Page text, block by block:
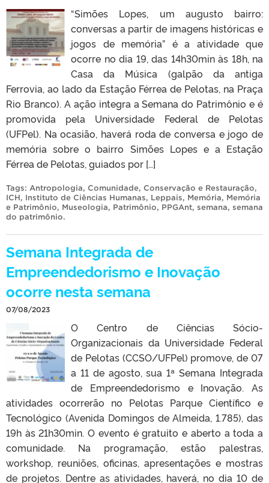
“Simões Lopes, um augusto bairro:
conversas a partir de imagens históricas e
jogos de memória” é a atividade que
ocorre no dia 19, das 14h30min às 18h, na
Casa da Música (galpão da antiga
Ferrovia, ao lado da Estação Férrea de Pelotas, na Praça
Rio Branco). A ação integra a Semana do Patrimônio e é
promovida pela Universidade Federal de Pelotas
(UFPel). Na ocasião, haverá roda de conversa e jogo de
memória sobre o bairro Simões Lopes e a Estação
Férrea de Pelotas, guiados por […]
Tags: Antropologia, Comunidade, Conservação e Restauração,
ICH, Instituto de Ciências Humanas, Leppais, Memória, Memória
e Patrimônio, Museologia, Patrimônio, PPGAnt, semana, semana
do patrimônio.
Semana Integrada de
Empreendedorismo e Inovação
ocorre nesta semana
07/08/2023
O Centro de Ciências Sócio-
Organizacionais da Universidade Federal
de Pelotas (CCSO/UFPel) promove, de 07
a 11 de agosto, sua 1ª Semana Integrada
de Empreendedorismo e Inovação. As
atividades ocorrerão no Pelotas Parque Científico e
Tecnológico (Avenida Domingos de Almeida, 1.785), das
19h às 21h30min. O evento é gratuito e aberto a toda a
comunidade. Na programação, estão palestras,
workshop, reuniões, oficinas, apresentações e mostras
de projetos. Dentre as atividades, haverá, no dia 10 de